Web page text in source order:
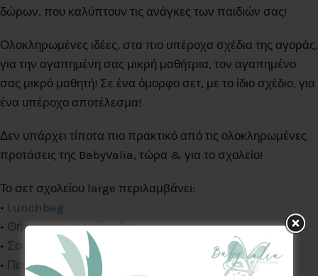
δώρων, που καλύπτουν τις ανάγκες των παιδιών σας!
Ολοκληρωμένες ιδέες, στα πιο υπέροχα σχέδια της αγοράς,
για την αγαπημένη σας μικρή μαθήτρια, τον αγαπημένο
σας μικρό μαθητή! Σε ένα όμορφο σετ, με το ίδιο σχέδιο, για
ένα υπέροχο αποτέλεσμα!
Δεν υπάρχει τίποτα πιο πρακτικό από τις ολοκληρωμένες
προτάσεις της BabyValia, τώρα & για το σχολείο!
Το σετ σχολείου large περιλαμβάνει:
• Lunchbag
• Θήκη για μωρομάντηλα
• Σουπλά φαγητού(30*40)
• Πετσετούλα χεριών